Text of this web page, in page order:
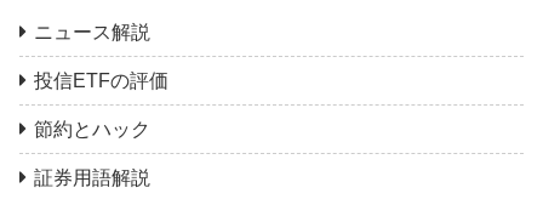
ニュース解説
投信ETFの評価
節約とハック
証券用語解説